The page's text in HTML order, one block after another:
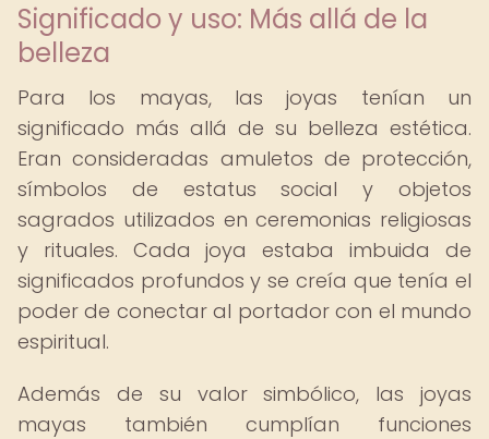
Significado y uso: Más allá de la
belleza
Para los mayas, las joyas tenían un
significado más allá de su belleza estética.
Eran consideradas amuletos de protección,
símbolos de estatus social y objetos
sagrados utilizados en ceremonias religiosas
y rituales. Cada joya estaba imbuida de
significados profundos y se creía que tenía el
poder de conectar al portador con el mundo
espiritual.
Además de su valor simbólico, las joyas
mayas también cumplían funciones